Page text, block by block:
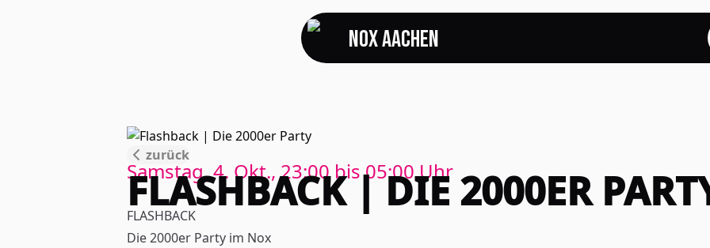
NOX Aachen
FOTOS
EVENTLOCATION
zurück
Samstag, 4. Okt., 23:00 bis 05:00 Uhr
FLASHBACK | DIE 2000ER
FLASHBACK
Die 2000er Party im Nox